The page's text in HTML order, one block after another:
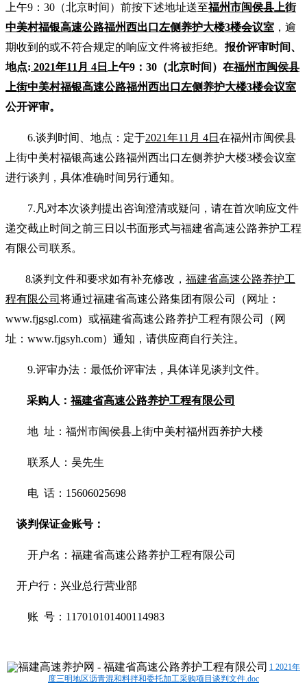
上午9：30（北京时间）前按下述地址送至福州市闽侯县上街
中美村福银高速公路福州西出口左侧养护大楼3楼会议室 ，逾
期收到的或不符合规定的响应文件将被拒绝。 报价评审时间、
地点: 2021年11月 4日 上午9：30（北京时间）在福州市闽侯县
上街中美村福银高速公路福州西出口左侧养护大楼3楼会议室
公开评审。
6.谈判时间、地点：定于2021年11月 4日 在福州市闽侯县
上街中美村福银高速公路福州西出口左侧养护大楼3楼会议室
进行谈判， 具体准确时间另行通知。
7. 凡对本次谈判提出咨询澄清或疑问，请在首次响应文件
递交截止时间之前三日以书面形式与福建省高速公路养护工程
有限公司联系。
8.谈判文件和要求如有补充修改， 福建省高速公路养护工
程有限公司 将通过福建省高速公路集团有限公司（网址：
www.fjgsgl.com）或福建省高速公路养护工程有限公司（网
址：www.fjgsyh.com）通知，请供应商自行关注。
9.评审办法： 最低价评审法 ，具体详见谈判文件。
采购人：福建省高速公路养护工程有限公司
地 址：福州市闽侯县上街中美村福州西养护大楼
联系人：吴先生
电 话：15606025698
谈判保证金账号：
开户名：福建省高速公路养护工程有限公司
开户行： 兴业总行营业部
账 号： 117010101400114983
1 2021年
度三明地区沥青混和料拌和委托加工采购项目谈判文件.doc